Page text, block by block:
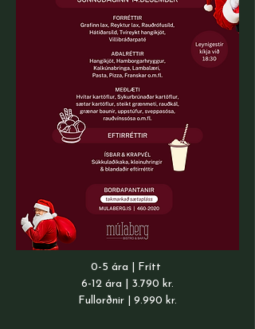
0-5 ára | Frítt
6-12 ára | 3.790 kr.
Fullorðnir | 9.990 kr.